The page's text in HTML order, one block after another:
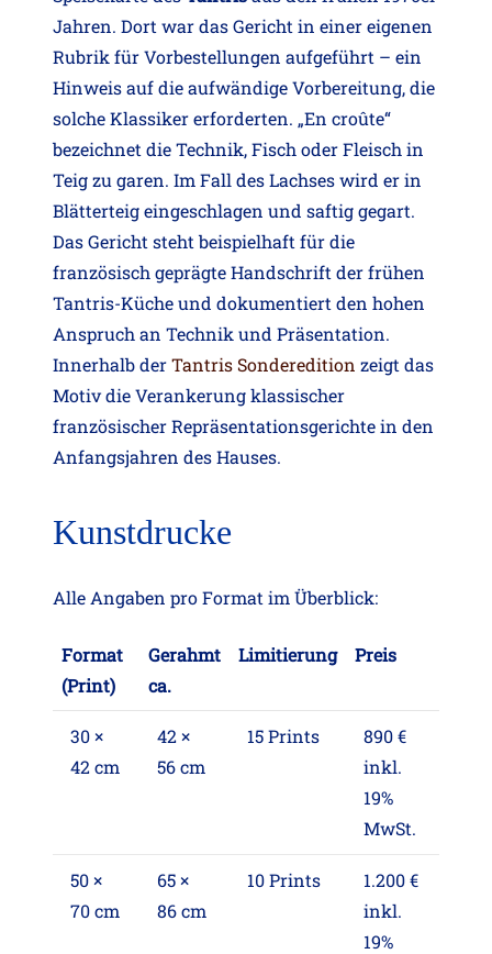
Jahren. Dort war das Gericht in einer eigenen
Rubrik für Vorbestellungen aufgeführt – ein
Hinweis auf die aufwändige Vorbereitung, die
solche Klassiker erforderten. „En croûte“
bezeichnet die Technik, Fisch oder Fleisch in
Teig zu garen. Im Fall des Lachses wird er in
Blätterteig eingeschlagen und saftig gegart.
Das Gericht steht beispielhaft für die
französisch geprägte Handschrift der frühen
Tantris-Küche und dokumentiert den hohen
Anspruch an Technik und Präsentation.
Innerhalb derTantris Sonderedition zeigt das
Motiv die Verankerung klassischer
französischer Repräsentationsgerichte in den
Anfangsjahren des Hauses.
Kunstdrucke
Alle Angaben pro Format im Überblick:
Format
(Print)
Gerahmt
ca.
Limitierung Preis
30 ×
42 cm
42 ×
56 cm
15 Prints
890 €
inkl.
19%
MwSt.
50 ×
70 cm
65 ×
86 cm
10 Prints
1.200 €
inkl.
19%